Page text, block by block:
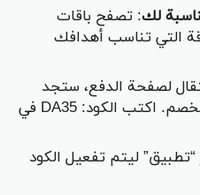
لك: تصفح باقات
التي تناسب أهدافك
لصفحة الدفع، ستجد
خانة مخصصة لإدخال كود الخصم. اكتب الكود: DA35 في
ليتم تفعيل الكود